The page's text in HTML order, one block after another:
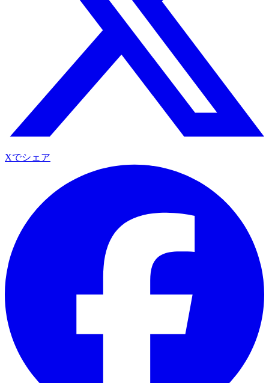
Xでシェア